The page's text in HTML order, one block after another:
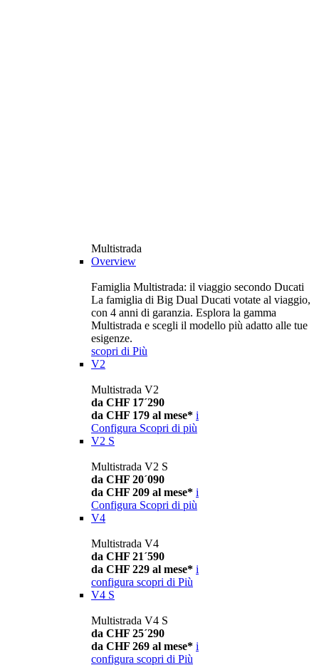
Multistrada
Overview
Famiglia Multistrada: il viaggio secondo Ducati
La famiglia di Big Dual Ducati votate al viaggio,
con 4 anni di garanzia. Esplora la gamma
Multistrada e scegli il modello più adatto alle tue
esigenze.
scopri di Più
V2
Multistrada V2
da CHF 17´290
da CHF 179 al mese* i
Configura Scopri di più
V2 S
Multistrada V2 S
da CHF 20´090
da CHF 209 al mese* i
Configura Scopri di più
V4
Multistrada V4
da CHF 21´590
da CHF 229 al mese* i
configura scopri di Più
V4 S
Multistrada V4 S
da CHF 25´290
da CHF 269 al mese* i
configura scopri di Più